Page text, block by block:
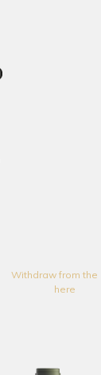
Withdraw from the
here